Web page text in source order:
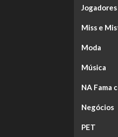
Jogadores
Miss e
Moda
Música
NA Fama
Negócios
PET